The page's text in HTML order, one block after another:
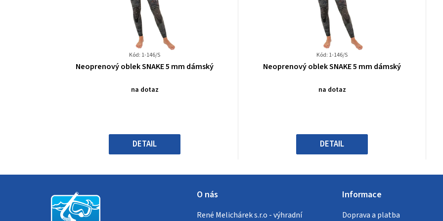
Kód: 1-146/S
Průměrné
produktu
hvězdiček.
Neoprenový oblek SNAKE 5 mm dámský
na dotaz
DETAIL
Kód: 1-146/S
Průměrné
produktu
hvězdiček.
Neoprenový oblek SNAKE 5 mm dámský
na dotaz
DETAIL
O nás
René Melichárek s.r.o - výhradní
Informace
Doprava a platba